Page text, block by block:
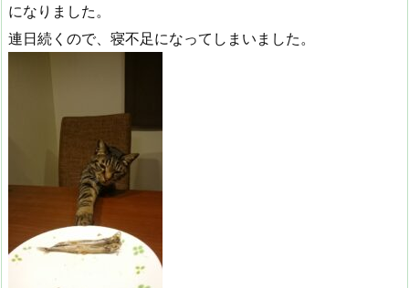
になりました。
連日続くので、寝不足になってしまいました。